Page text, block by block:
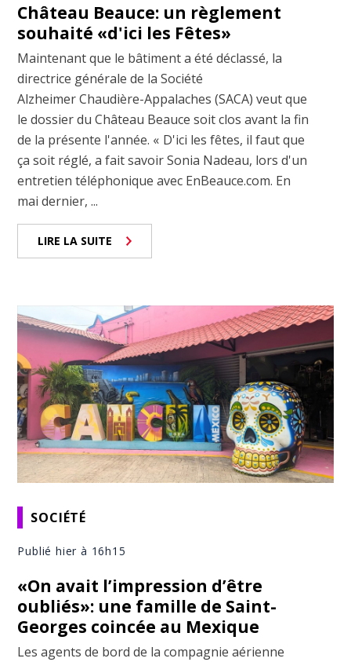
Château Beauce: un règlement
souhaité «d'ici les Fêtes»
Maintenant que le bâtiment a été déclassé, la
directrice générale de la Société
Alzheimer Chaudière-Appalaches (SACA) veut que
le dossier du Château Beauce soit clos avant la fin
de la présente l'année. « D'ici les fêtes, il faut que
ça soit réglé, a fait savoir Sonia Nadeau, lors d'un
entretien téléphonique avec EnBeauce.com. En
mai dernier, ...
LIRE LA SUITE
SOCIÉTÉ
Publié hier à 16h15
«On avait l’impression d’être
oubliés»: une famille de Saint-
Georges coincée au Mexique
Les agents de bord de la compagnie aérienne